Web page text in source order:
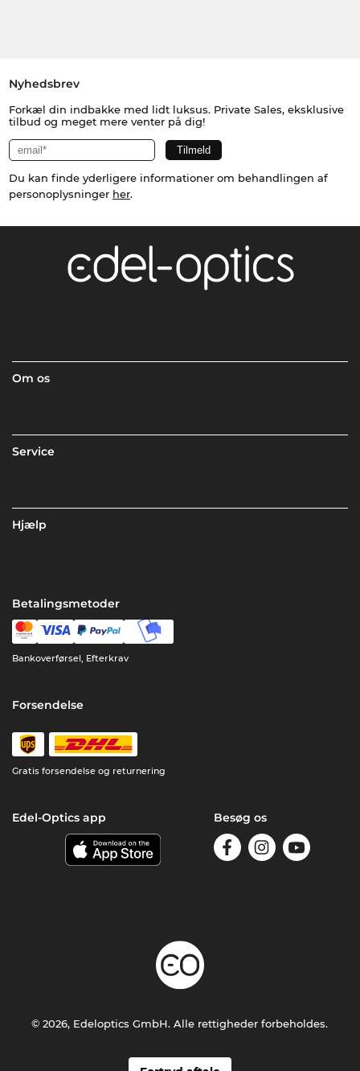
Nyhedsbrev
Forkæl din indbakke med lidt luksus. Private Sales, eksklusive
tilbud og meget mere venter på dig!
Du kan finde yderligere informationer om behandlingen af
personoplysninger her.
Om os
Service
Hjælp
Betalingsmetoder
Bankoverførsel, Efterkrav
Forsendelse
Gratis forsendelse og returnering
Edel-Optics app Besøg os
© 2026, Edeloptics GmbH. Alle rettigheder forbeholdes.